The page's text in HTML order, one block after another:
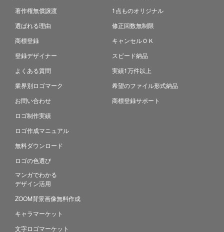
著作権無償譲渡
選ばれる理由
商標登録
登録デザイナー
よくある質問
業界別ロゴマーク
お問い合わせ
ロゴ制作実績
ロゴ作成マニュアル
無料ダウンロード
ロゴの色選び
マンガでわかる
デザイン活用
ZOOM背景画像無料作成
キャラマーケット
文字ロゴマーケット
1点ものオリジナル
修正回数無制限
キャンセルＯＫ
スピード納品
実績1万件以上
希望のファイル形式納品
商標登録サポート